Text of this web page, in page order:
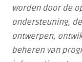
worden door de
ondersteuning,
ontwerpen,
beheren van